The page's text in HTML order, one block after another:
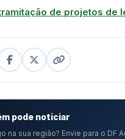
de projetos de
pode noticiar
na sua região? Envie para o DF